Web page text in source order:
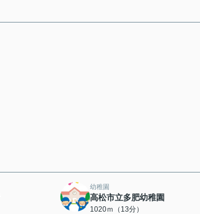
幼稚園
高松市立多肥幼稚園
1020ｍ（13分）